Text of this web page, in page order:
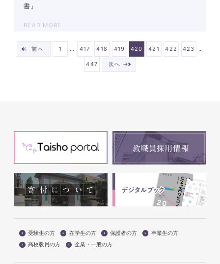
書』
READ MORE
← 前へ 1 … 417 418 419 420 421 422 423 …
447 次へ →
受験生の方 在学生の方 保護者の方
卒業生の方
高校教員の方
企業・一般の方